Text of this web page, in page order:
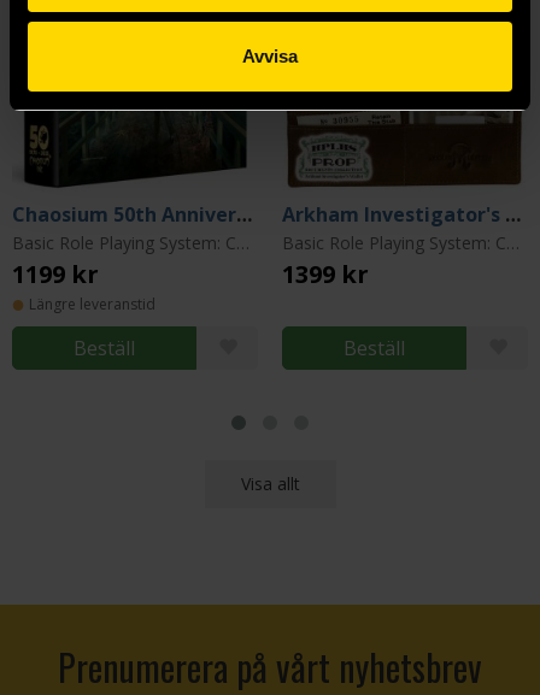
Avvisa
Chaosium 50th Anniversary Slipcase Set
Basic Role Playing System: Call of Cthulhu
1199 kr
Längre leveranstid
Beställ
Arkham Investigator's Wallet Prop Set
Basic Role Playing System: Call of Cthulhu
1399 kr
Beställ
Visa allt
Prenumerera på vårt nyhetsbrev